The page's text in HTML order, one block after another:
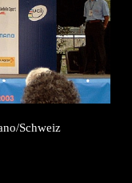
Schweiz